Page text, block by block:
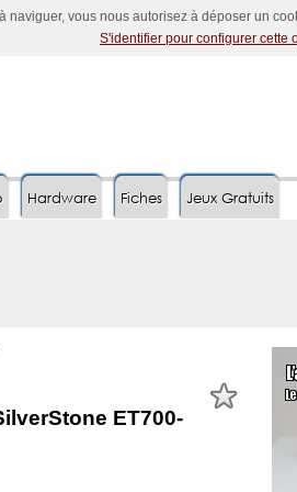
naviguer, vous nous autorisez à déposer un
S'identifier pour configurer cette
Hardware Fiches Jeux Gratuits
ET700-